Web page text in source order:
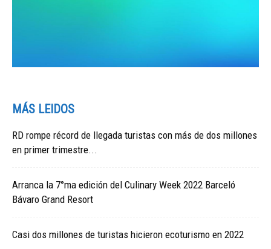
MÁS LEIDOS
RD rompe récord de llegada turistas con más de dos millones
en primer trimestre...
Arranca la 7°ma edición del Culinary Week 2022 Barceló
Bávaro Grand Resort
Casi dos millones de turistas hicieron ecoturismo en 2022